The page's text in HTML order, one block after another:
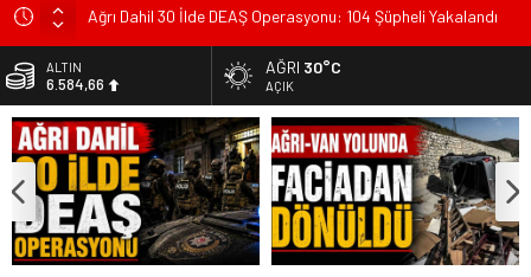
Ağrı Dahil 30 İlde DEAŞ Operasyonu: 104 Şüpheli Yakalandı
Ağrı Van Yolunda Kaza: Araç Yan Yattı, Faciadan Dönüldü
Bulanık’ta Halkın Talepleri Yerinde Dinlendi
ALTIN
6.584,66
DOLAR
47,7046
EURO
55,0051
AĞRI 30°C
AÇIK